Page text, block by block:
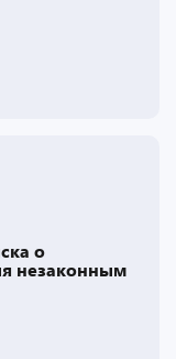
о
незаконным